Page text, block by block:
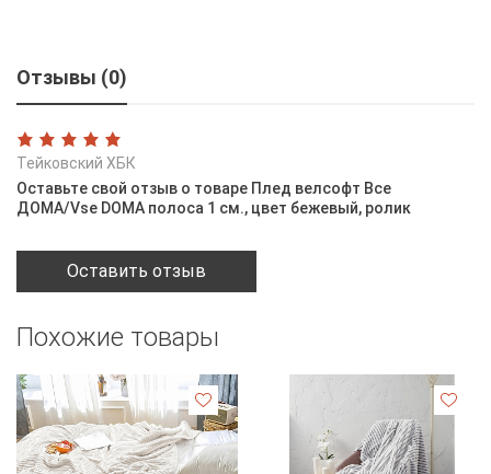
Отзывы (0)
Тейковский ХБК
Оставьте свой отзыв о товаре Плед велсофт Все
ДOMA/Vse DOMA полоса 1 см., цвет бежевый, ролик
Оставить отзыв
Похожие товары